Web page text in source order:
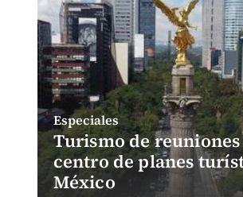
Turismo de
centro de planes
México
Especiales